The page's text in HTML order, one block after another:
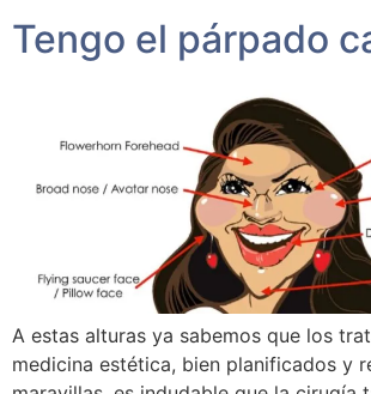
Tengo el párpado
A estas alturas ya sabemos que los
medicina estética, bien planificados y